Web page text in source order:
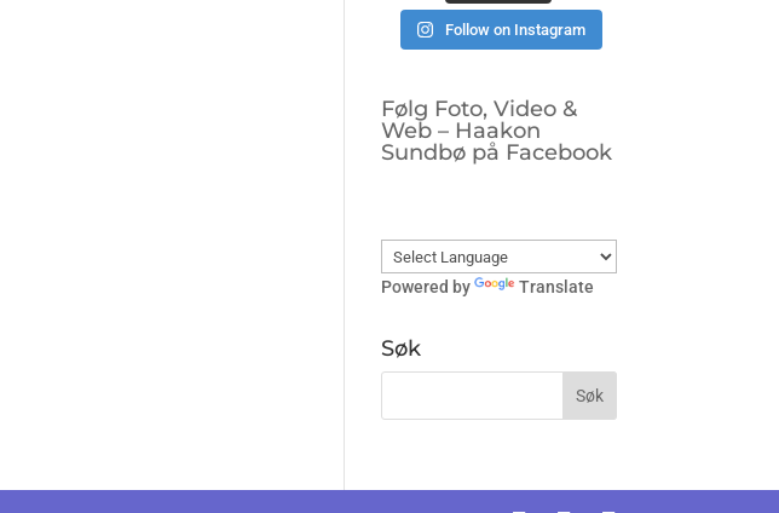
Follow on Instagram
Følg Foto, Video &
Web – Haakon
Sundbø på Facebook
Powered by Translate
Søk